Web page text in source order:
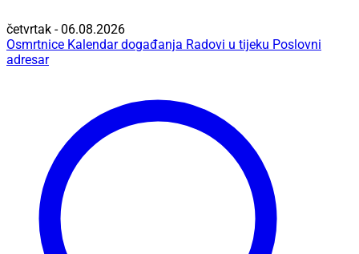
četvrtak - 06.08.2026
Osmrtnice Kalendar događanja Radovi u tijeku Poslovni
adresar